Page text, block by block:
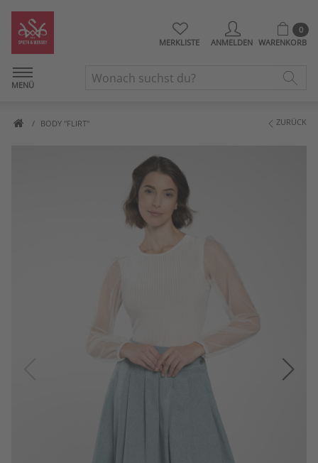
MERKLISTE ANMELDEN
0
WARENKORB
MENÜ
BODY "FLIRT" ZURÜCK
Artikelbilder überspringen